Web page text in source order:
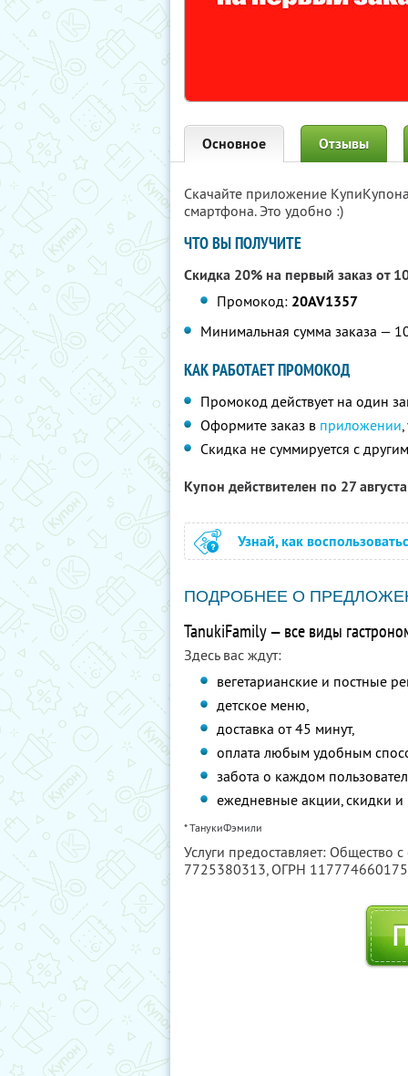
Основное Отзывы
Скачайте приложение
смартфона. Это удобно :)
ЧТО ВЫ ПОЛУЧИТЕ
Скидка 20% на первый заказ от
Промокод: 20AV1357
Минимальная сумма заказа —
КАК РАБОТАЕТ ПРОМОКОД
Промокод действует на один
Оформите заказ в приложении
Скидка не суммируется с
Купон действителен по 27
Узнай, как
ПОДРОБНЕЕ О
TanukiFamily — все виды
Здесь вас ждут:
вегетарианские и постные
детское меню,
доставка от 45 минут,
оплата любым удобным
забота о каждом
ежедневные акции, скидки и
* ТанукиФэмили
Услуги предоставляет: Общество
7725380313, ОГРН